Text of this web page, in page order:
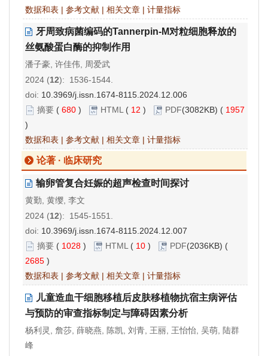
数据和表 | 参考文献 | 相关文章 | 计量指标
牙周致病菌编码的Tannerpin-M对粒细胞释放的
丝氨酸蛋白酶的抑制作用
潘子豪, 许佳伟, 周爱武
2024 (12): 1536-1544.
doi: 10.3969/j.issn.1674-8115.2024.12.006
摘要 ( 680 ) HTML ( 12 ) PDF(3082KB) ( 1957
)
数据和表 | 参考文献 | 相关文章 | 计量指标
论著 · 临床研究
输卵管复合妊娠的超声检查时间探讨
黄勤, 黄缨, 李文
2024 (12): 1545-1551.
doi: 10.3969/j.issn.1674-8115.2024.12.007
摘要 ( 1028 ) HTML ( 10 ) PDF(2036KB) (
2685 )
数据和表 | 参考文献 | 相关文章 | 计量指标
儿童造血干细胞移植后皮肤移植物抗宿主病评估
与预防的审查指标制定与障碍因素分析
杨利灵, 詹莎, 薛晓燕, 陈凯, 刘青, 王丽, 王怡怡, 吴萌, 陆群
峰